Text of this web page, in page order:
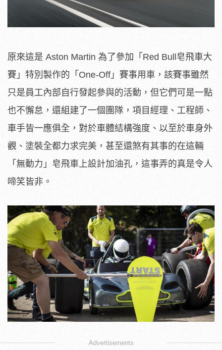
原來這是 Aston Martin 為了參加「Red Bull皂飛車大
賽」特別製作的「One-Off」賽事用車，該賽事雖然
只是員工內部自行發起參與的活動，但它們可是一點
也不懈怠，還組建了一個團隊，項目經理、工程師、
車手皆一應俱全，對於車體結構強度、以至於車身外
觀、塗裝全都力求完美，甚至還煞有其事的在這輛
「無動力」皂飛車上設計加油孔，這事弄的真是令人
啼笑皆非。
Advertisements